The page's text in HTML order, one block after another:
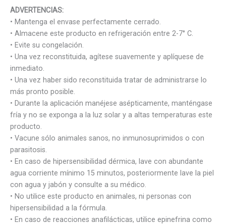
ADVERTENCIAS:
• Mantenga el envase perfectamente cerrado.
• Almacene este producto en refrigeración entre 2-7° C.
• Evite su congelación.
• Una vez reconstituida, agítese suavemente y aplíquese de
inmediato.
• Una vez haber sido reconstituida tratar de administrarse lo
más pronto posible.
• Durante la aplicación manéjese asépticamente, manténgase
fría y no se exponga a la luz solar y a altas temperaturas este
producto.
• Vacune sólo animales sanos, no inmunosuprimidos o con
parasitosis.
• En caso de hipersensibilidad dérmica, lave con abundante
agua corriente mínimo 15 minutos, posteriormente lave la piel
con agua y jabón y consulte a su médico.
• No utilice este producto en animales, ni personas con
hipersensibilidad a la fórmula.
• En caso de reacciones anafilácticas, utilice epinefrina como